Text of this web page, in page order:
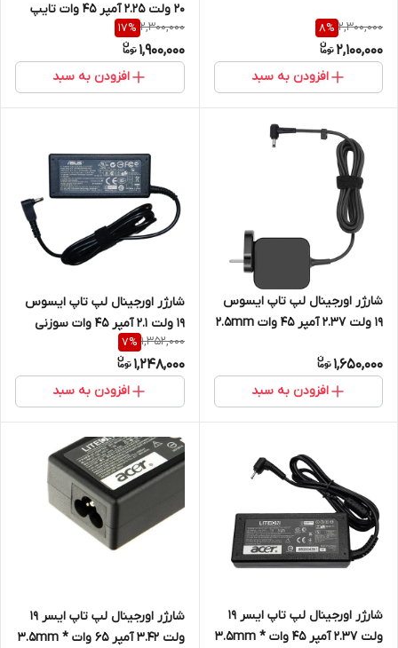
2,300,000
8%
2,100,000
افزودن به سبد
20 ولت 2.25 آمپر 45 وات تایپ
سی
2,300,000
17%
1,900,000
افزودن به سبد
شارژر اورجینال لپ تاپ ایسوس
19 ولت 2.37 آمپر 45 وات 2.5mm
1,650,000
افزودن به سبد
شارژر اورجینال لپ تاپ ایسوس
19 ولت 2.1 آمپر 45 وات سوزنی
1,352,000
7%
1,248,000
افزودن به سبد
شارژر اورجینال لپ تاپ ایسر 19
ولت 2.37 آمپر 45 وات 3.5mm *
شارژر اورجینال لپ تاپ ایسر 19
ولت 3.42 آمپر 65 وات 3.5mm *